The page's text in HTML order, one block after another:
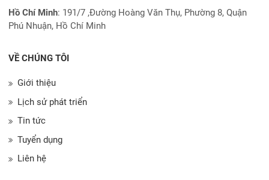
Hồ Chí Minh: 191/7 ,Đường Hoàng Văn Thụ, Phường 8, Quận
Phú Nhuận, Hồ Chí Minh
VỀ CHÚNG TÔI
Giới thiệu
Lịch sử phát triển
Tin tức
Tuyển dụng
Liên hệ